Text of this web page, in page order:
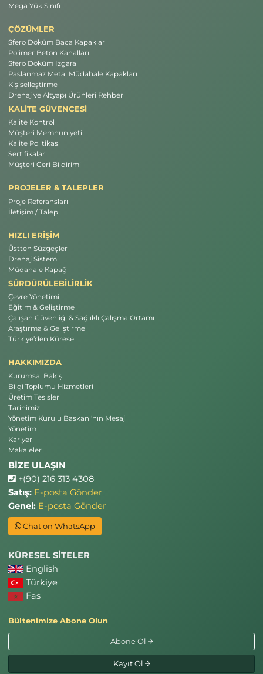
Mega Yük Sınıfı
ÇÖZÜMLER
Sfero Döküm Baca Kapakları
Polimer Beton Kanalları
Sfero Döküm Izgara
Paslanmaz Metal Müdahale Kapakları
Kişiselleştirme
Drenaj ve Altyapı Ürünleri Rehberi
KALİTE GÜVENCESİ
Kalite Kontrol
Müşteri Memnuniyeti
Kalite Politikası
Sertifikalar
Müşteri Geri Bildirimi
PROJELER & TALEPLER
Proje Referansları
İletişim / Talep
HIZLI ERİŞİM
Üstten Süzgeçler
Drenaj Sistemi
Müdahale Kapağı
SÜRDÜRÜLEBİLİRLİK
Çevre Yönetimi
Eğitim & Geliştirme
Çalışan Güvenliği & Sağlıklı Çalışma Ortamı
Araştırma & Geliştirme
Türkiye’den Küresel
HAKKIMIZDA
Kurumsal Bakış
Bilgi Toplumu Hizmetleri
Üretim Tesisleri
Tarihimiz
Yönetim Kurulu Başkanı'nın Mesajı
Yönetim
Kariyer
Makaleler
BİZE ULAŞIN
+(90) 216 313 4308
Satış: E-posta Gönder
Genel: E-posta Gönder
Chat on WhatsApp
KÜRESEL SİTELER
English
Türkiye
Fas
Bültenimize Abone Olun
Abone Ol
Kayıt Ol